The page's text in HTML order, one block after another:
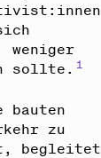
sollte. 1
bauten
zu
begleitet